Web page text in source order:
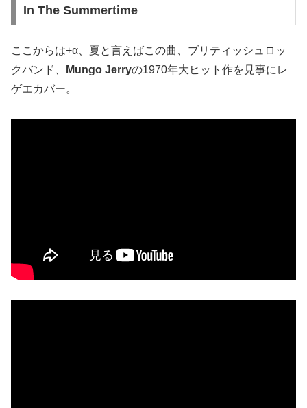
In The Summertime
ここからは+α、夏と言えばこの曲、ブリティッシュロッ
クバンド、
Mungo Jerryの1970年大ヒット作を見事にレ
ゲエカバー。